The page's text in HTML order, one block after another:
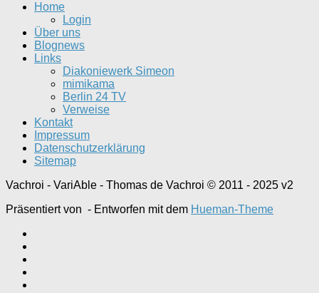
Home
Login
Über uns
Blognews
Links
Diakoniewerk Simeon
mimikama
Berlin 24 TV
Verweise
Kontakt
Impressum
Datenschutzerklärung
Sitemap
Vachroi - VariAble - Thomas de Vachroi © 2011 - 2025 v2
Präsentiert von - Entworfen mit dem Hueman-Theme